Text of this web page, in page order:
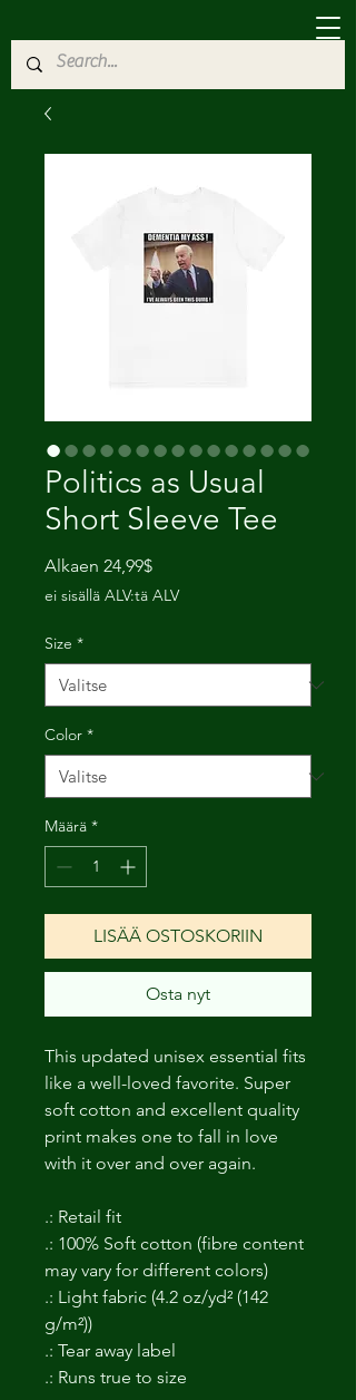
Politics as Usual
Short Sleeve Tee
Alkaen 24,99$Alehinta
ei sisällä ALV:tä ALV
Size *
Color *
Määrä *
LISÄÄ OSTOSKORIIN
Osta nyt
This updated unisex essential fits
like a well-loved favorite. Super
soft cotton and excellent quality
print makes one to fall in love
with it over and over again.
.: Retail fit
.: 100% Soft cotton (fibre content
may vary for different colors)
.: Light fabric (4.2 oz/yd² (142
g/m²))
.: Tear away label
.: Runs true to size